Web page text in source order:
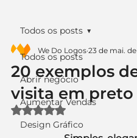
Todos os posts
Abrir negócio
Aumentar Vendas
Design Gráfico
Todos os posts
20 exemplos
visita em preto
We Do Logos 23 de mai. de
Avaliado com NaN de 5